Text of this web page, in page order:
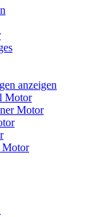
anzeigen
Motor
Motor
Motor